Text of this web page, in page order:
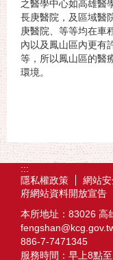
之醫學中心如高雄醫
長庚醫院，及區域醫
庚醫院、等等均在車
內以及鳳山區內更有
等，所以鳳山區的醫
環境。
:::
隱私權政策
網站
府網站資料開放宣告
本所地址：83026 高
886-7-7471345
服務時間：早上8點